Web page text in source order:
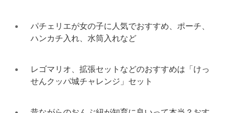
パチェリエが女の子に人気でおすすめ、ポーチ、
ハンカチ入れ、水筒入れなど
レゴマリオ、拡張セットなどのおすすめは「けっ
せんクッパ城チャレンジ」セット